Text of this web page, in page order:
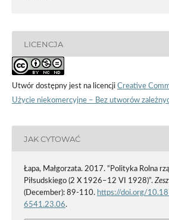
LICENCJA
Utwór dostępny jest na licencji Creative
Użycie niekomercyjne – Bez utworów
JAK CYTOWAĆ
Łapa, Małgorzata. 2017. “Polityka Rolna
Piłsudskiego (2 X 1926–12 VI 1928)”.
(December): 89-110. https://doi.org/
6541.23.06.